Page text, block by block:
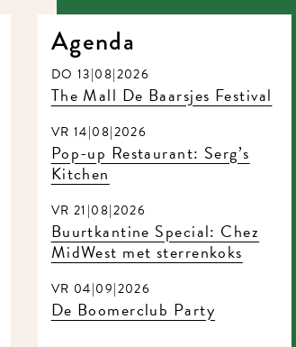
Agenda
DO 13|08|2026
The Mall De Baarsjes Festival
VR 14|08|2026
Pop-up Restaurant: Serg’s
Kitchen
VR 21|08|2026
Buurtkantine Special: Chez
MidWest met sterrenkoks
VR 04|09|2026
De Boomerclub Party